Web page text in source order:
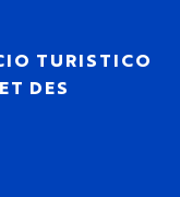
TURISTICO
DES